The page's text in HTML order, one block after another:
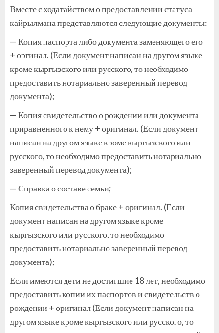
Вместе с ходатайством о предоставлении статуса
кайрылмана представляются следующие документы:
— Копия паспорта либо документа заменяющего его
+ оргинал. (Если документ написан на другом языке
кроме кыргызского или русского, то необходимо
предоставить нотариально заверенный перевод
документа);
— Копия свидетельство о рождении или документа
приравненного к нему + оригинал. (Если документ
написан на другом языке кроме кыргызского или
русского, то необходимо предоставить нотариально
заверенный перевод документа);
— Справка о составе семьи;
Копия свидетельства о браке + оригинал. (Если
документ написан на другом языке кроме
кыргызского или русского, то необходимо
предоставить нотариально заверенный перевод
документа);
Если имеются дети не достигшие 18 лет, необходимо
предоставить копии их паспортов и свидетельств о
рождении + оригинал (Если документ написан на
другом языке кроме кыргызского или русского, то